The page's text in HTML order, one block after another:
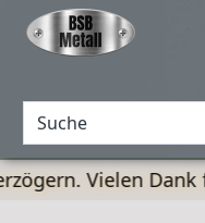
Verständnis und